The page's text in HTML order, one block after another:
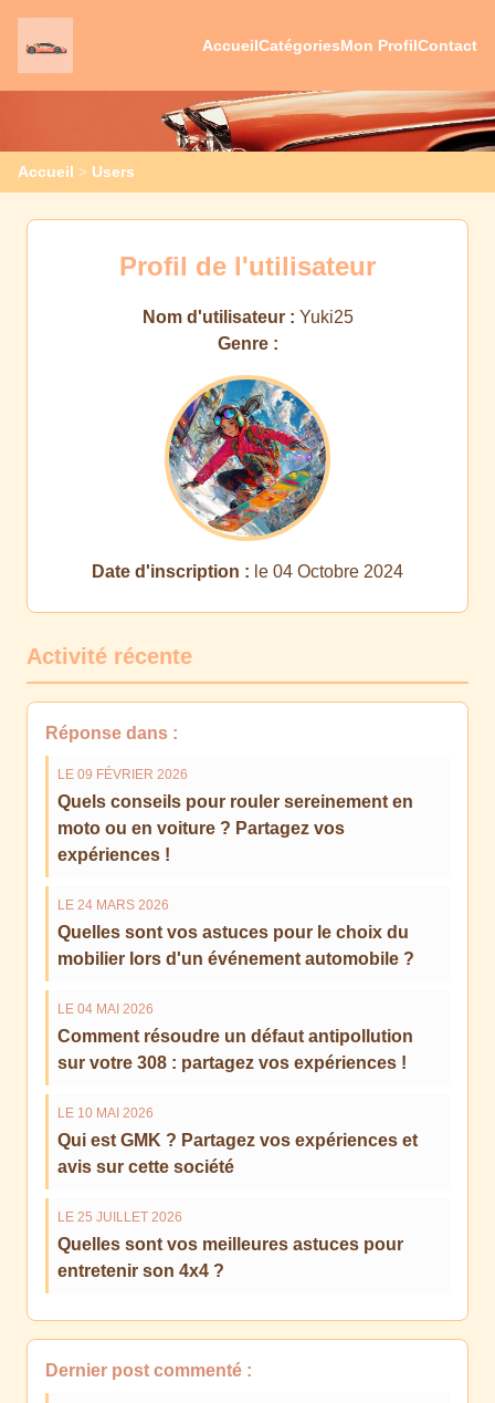
AccueilCatégoriesMon ProfilContact
Accueil > Users
Profil de l'utilisateur
Nom d'utilisateur : Yuki25
Genre :
Date d'inscription : le 04 Octobre 2024
Activité récente
Réponse dans :
LE 09 FÉVRIER 2026
Quels conseils pour rouler sereinement en
moto ou en voiture ? Partagez vos
expériences !
LE 24 MARS 2026
Quelles sont vos astuces pour le choix du
mobilier lors d'un événement automobile ?
LE 04 MAI 2026
Comment résoudre un défaut antipollution
sur votre 308 : partagez vos expériences !
LE 10 MAI 2026
Qui est GMK ? Partagez vos expériences et
avis sur cette société
LE 25 JUILLET 2026
Quelles sont vos meilleures astuces pour
entretenir son 4x4 ?
Dernier post commenté :